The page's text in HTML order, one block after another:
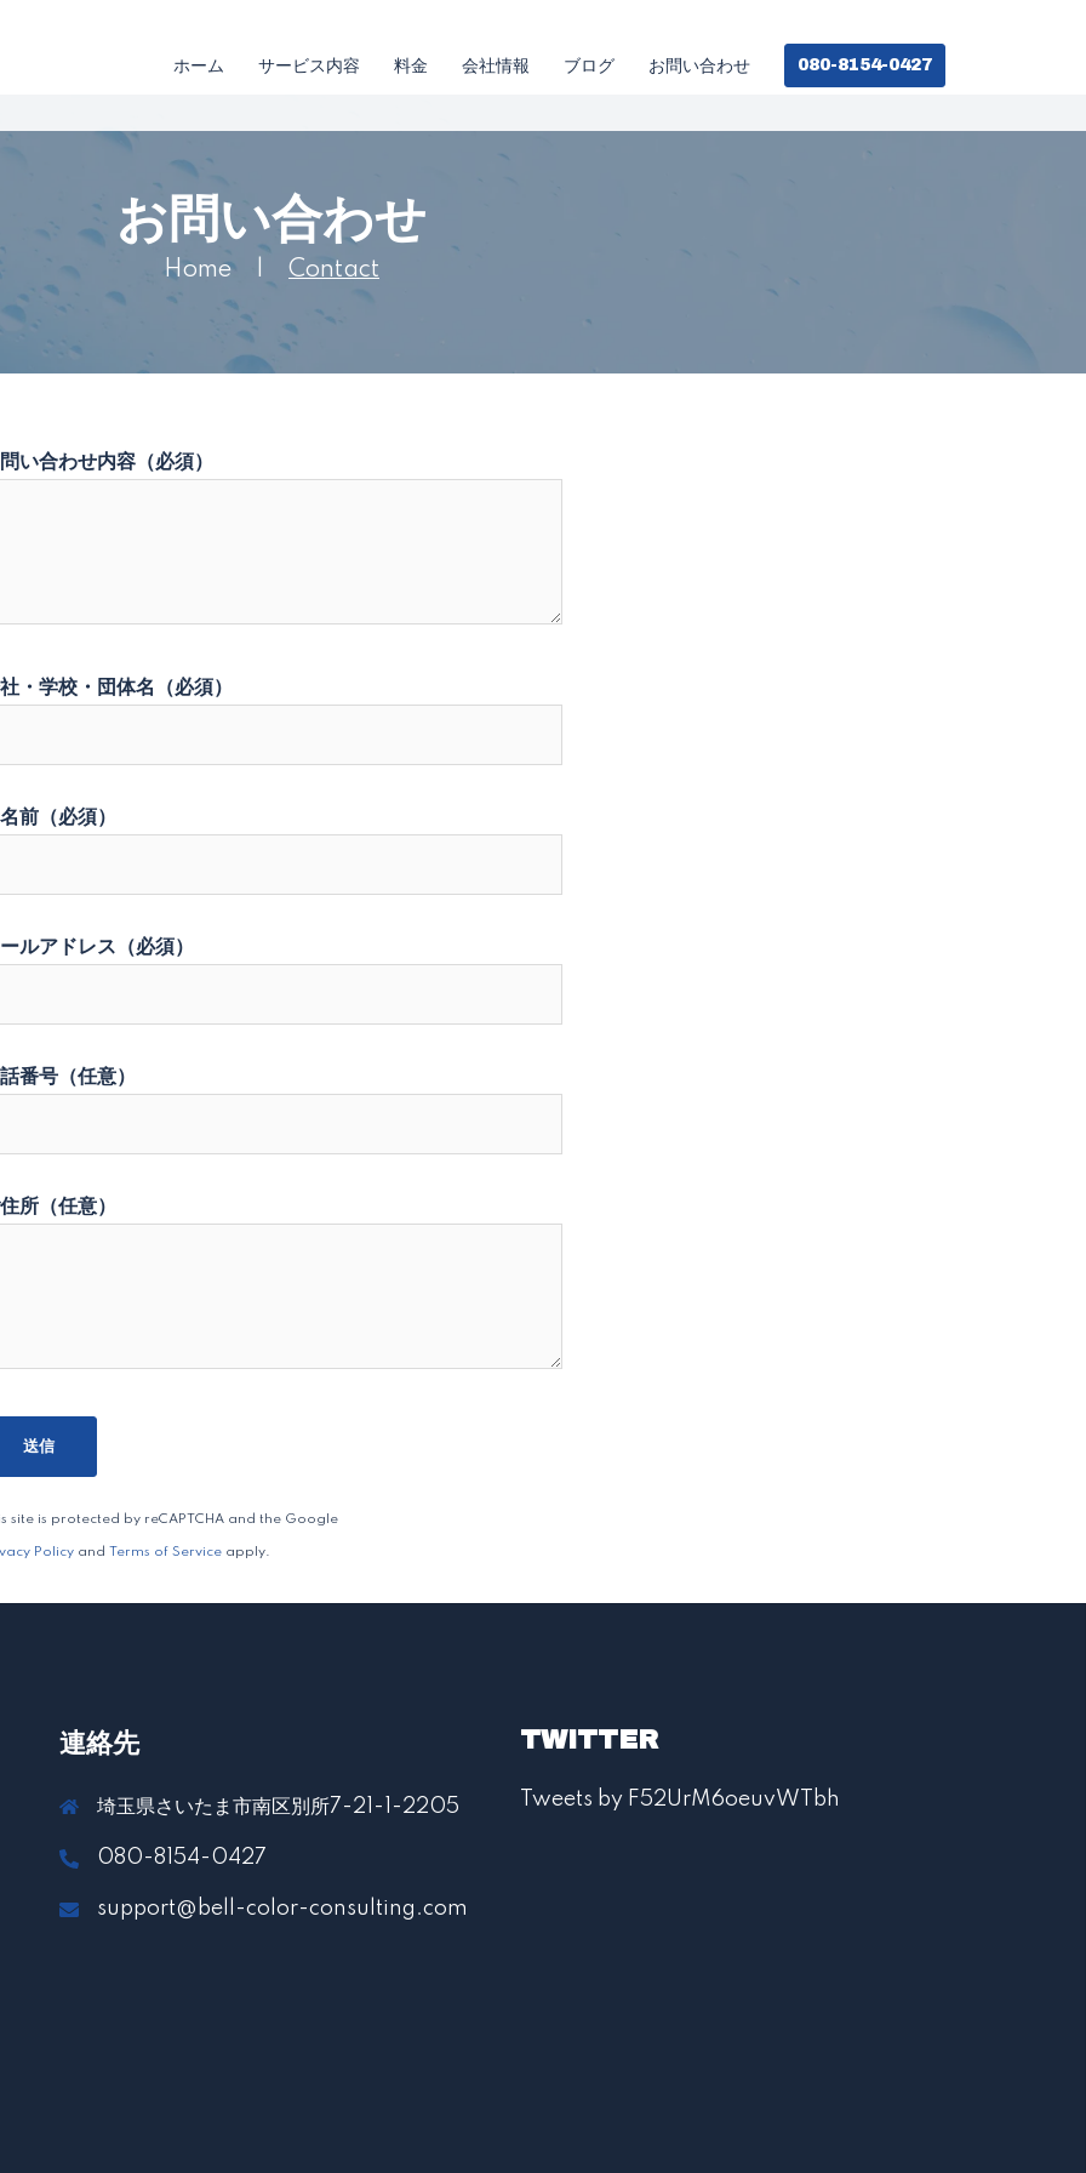
ホーム サービス内容 料金 会社情報 ブログ お問い合わせ 080-8154-0427
お問い合わせ
Home| Contact
い合わせ内容（必須）
・学校・団体名（必須）
前（必須）
ルアドレス（必須）
番号（任意）
所（任意）
site is protected by reCAPTCHA and the Google
Policy and Terms of Service apply.
連絡先
埼玉県さいたま市南区別所7-21-1-2205
080-8154-0427
support@bell-color-consulting.com
TWITTER
Tweets by F52UrM6oeuvWTbh